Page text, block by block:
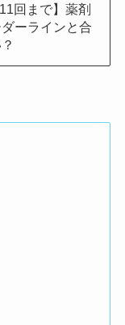
回まで】薬剤
ーラインと合